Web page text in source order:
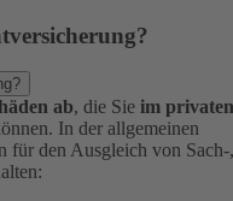
ab, die Sie im privaten
In der allgemeinen
für den Ausgleich von Sach-,